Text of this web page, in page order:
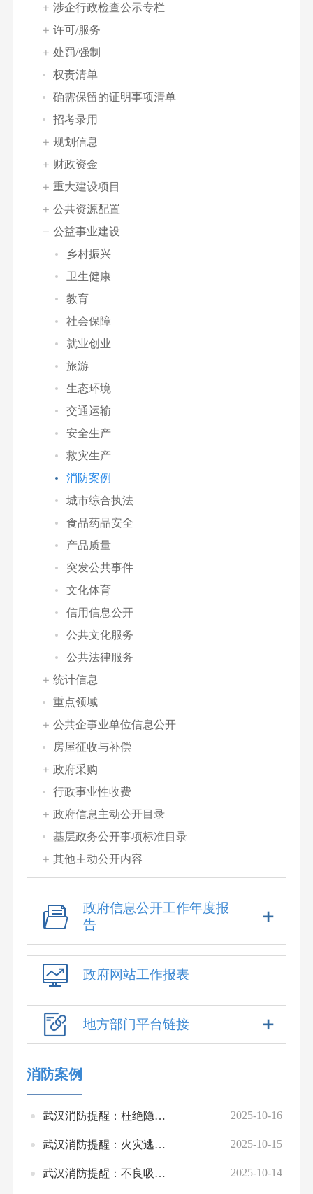
涉企行政检查公示专栏
许可/服务
处罚/强制
权责清单
确需保留的证明事项清单
招考录用
规划信息
财政资金
重大建设项目
公共资源配置
公益事业建设
乡村振兴
卫生健康
教育
社会保障
就业创业
旅游
生态环境
交通运输
安全生产
救灾生产
消防案例
城市综合执法
食品药品安全
产品质量
突发公共事件
文化体育
信用信息公开
公共文化服务
公共法律服务
统计信息
重点领域
公共企事业单位信息公开
房屋征收与补偿
政府采购
行政事业性收费
政府信息主动公开目录
基层政务公开事项标准目录
其他主动公开内容
政府信息公开工作年度报
告
政府网站工作报表
地方部门平台链接
消防案例
武汉消防提醒：杜绝隐患，燃气安全需注意！ 2025-10-16
武汉消防提醒：火灾逃生指南要牢记，关键时刻能救命！ 2025-10-15
武汉消防提醒：不良吸烟习惯，一定要规避！ 2025-10-14